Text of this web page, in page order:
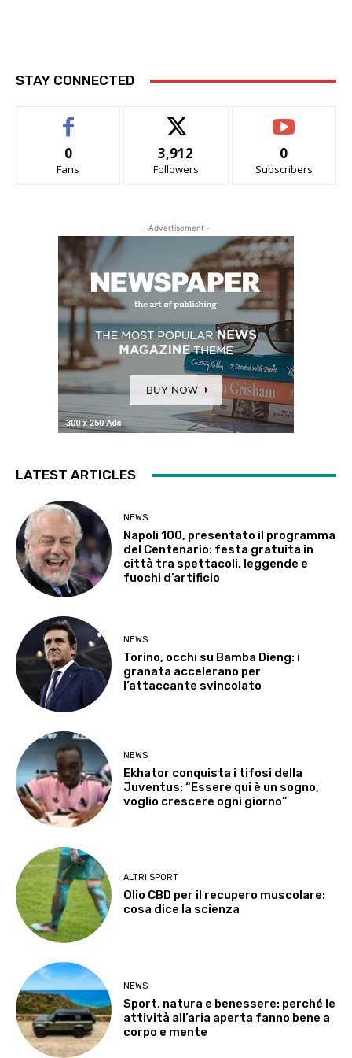
STAY CONNECTED
0
Fans
3,912
Followers
0
Subscribers
- Advertisement -
LATEST ARTICLES
NEWS
Napoli 100, presentato il programma
del Centenario: festa gratuita in
città tra spettacoli, leggende e
fuochi d’artificio
NEWS
Torino, occhi su Bamba Dieng: i
granata accelerano per
l’attaccante svincolato
NEWS
Ekhator conquista i tifosi della
Juventus: “Essere qui è un sogno,
voglio crescere ogni giorno”
ALTRI SPORT
Olio CBD per il recupero muscolare:
cosa dice la scienza
NEWS
Sport, natura e benessere: perché le
attività all’aria aperta fanno bene a
corpo e mente